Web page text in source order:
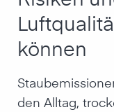
können
den Alltag,